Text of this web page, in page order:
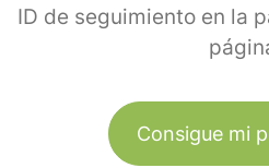
ID de seguimiento en la
Consigue mi